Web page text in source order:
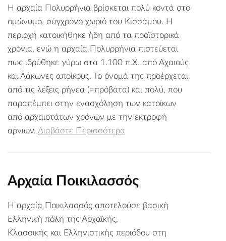
Η αρχαία Πολυρρήνια βρίσκεται πολύ κοντά στο
ομώνυμο, σύγχρονο χωριό του Κισσάμου. Η
περιοχή κατοικήθηκε ήδη από τα προϊστορικά
χρόνια, ενώ η αρχαία Πολυρρήνια πιστεύεται
πως ιδρύθηκε γύρω στα 1.100 π.Χ. από Αχαιούς
και Λάκωνες αποίκους. Το όνομά της προέρχεται
από τις λέξεις ρήνεα (=πρόβατα) και πολύ, που
παραπέμπει στην ενασχόληση των κατοίκων
από αρχαιοτάτων χρόνων με την εκτροφή
αρνιών. Διαβάστε Περισσότερα
Αρχαία Ποικιλασσός
Η αρχαία Ποικιλασσός αποτελούσε βασική
Ελληνική πόλη της Αρχαϊκής,
Κλασσικής και Ελληνιστικής περιόδου στη